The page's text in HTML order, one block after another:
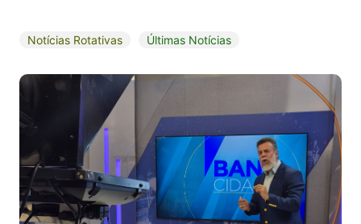
Notícias Rotativas Últimas Notícias